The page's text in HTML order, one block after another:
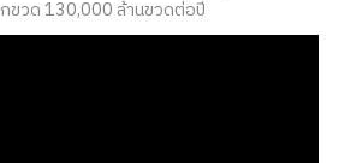
ขวด 130,000 ล้านขวดต่อปี